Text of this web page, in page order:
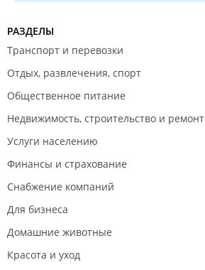
РАЗДЕЛЫ
Транспорт и перевозки
Отдых, развлечения, спорт
Общественное питание
Недвижимость, строительство и ремонт
Услуги населению
Финансы и страхование
Снабжение компаний
Для бизнеса
Домашние животные
Красота и уход